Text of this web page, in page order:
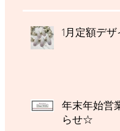
1月定額デ
年末年始営
らせ☆